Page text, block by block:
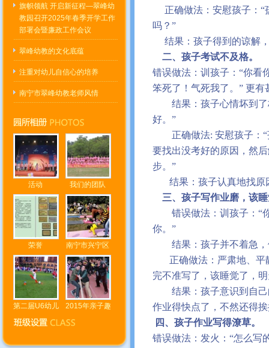
旗帜领航 开启新征程—翠峰幼
教园召开2025年春季开学工作
部署会暨廉政工作会议
翠峰幼教的文化底蕴
注重对幼儿自信心的培养
南宁市翠峰幼教老师风情
活动 我们的团队
荣誉 南宁市兴宁区
第二届U6幼儿 2015年亲子趣
正确做法：安慰孩子： “
吗？ ”
结果：孩子得到的谅解
二、孩子考试不及格。
错误做法：训孩子： “你看
笨死了！气死我了。 ” 更有
结果：孩子心情坏到
好。 ”
正确做法: 安慰孩子： “
要找出没考好的原因，然
步。 ”
结果：孩子认真地找原
三、孩子写作业磨，该
错误做法：训孩子： “
你。 ”
结果：孩子并不着急
正确做法：严肃地、平
完不准写了，该睡觉了，
结果：孩子意识到自
作业得快点了，不然还得
四、孩子作业写得潦草。
错误做法：发火： “怎么写